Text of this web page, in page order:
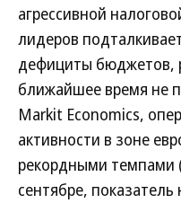
агрессивной
лидеров
дефициты бюджетов,
ближайшее время не
Markit Economics,
активности в зоне
рекордными темпами
сентябре,